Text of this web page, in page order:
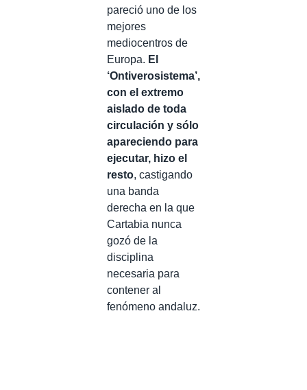
pareció uno de los
mejores
mediocentros de
Europa. El
‘Ontiverosistema’,
con el extremo
aislado de toda
circulación y sólo
apareciendo para
ejecutar, hizo el
resto, castigando
una banda
derecha en la que
Cartabia nunca
gozó de la
disciplina
necesaria para
contener al
fenómeno andaluz.